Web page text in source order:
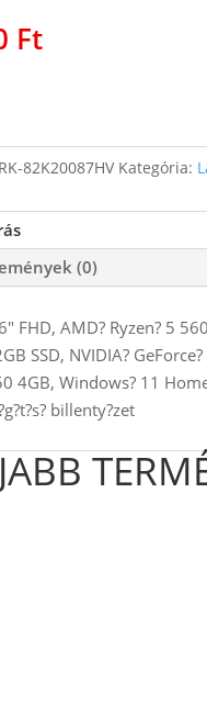
Ft
82K20087HV Kategória:
(0)
FHD, AMD? Ryzen? 5
SSD, NVIDIA? GeForce?
4GB, Windows? 11
billenty?zet